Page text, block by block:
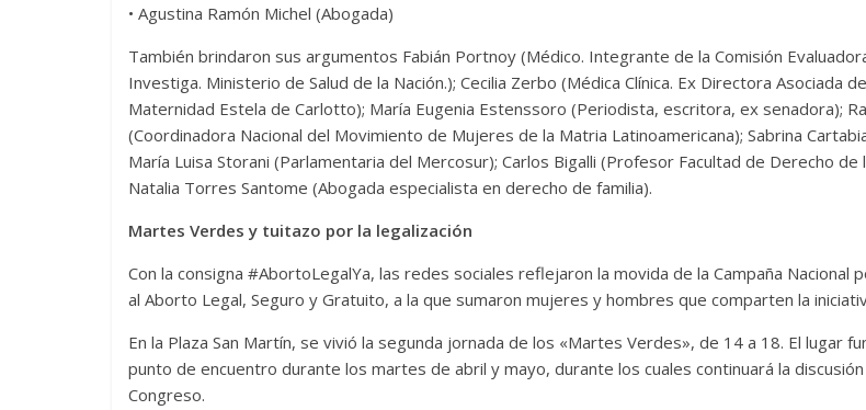
• Agustina Ramón Michel (Abogada)
También brindaron sus argumentos Fabián Portnoy (Médico. Integrante de la Comisión
Investiga. Ministerio de Salud de la Nación.); Cecilia Zerbo (Médica Clínica. Ex Directora Asociada
Maternidad Estela de Carlotto); María Eugenia Estenssoro (Periodista, escritora, ex senadora);
(Coordinadora Nacional del Movimiento de Mujeres de la Matria Latinoamericana); Sabrina
María Luisa Storani (Parlamentaria del Mercosur); Carlos Bigalli (Profesor Facultad de Derecho de
Natalia Torres Santome (Abogada especialista en derecho de familia).
Martes Verdes y tuitazo por la legalización
Con la consigna #AbortoLegalYa, las redes sociales reflejaron la movida de la Campaña Nacional
al Aborto Legal, Seguro y Gratuito, a la que sumaron mujeres y hombres que comparten la
En la Plaza San Martín, se vivió la segunda jornada de los «Martes Verdes», de 14 a 18. El lugar
punto de encuentro durante los martes de abril y mayo, durante los cuales continuará la
Congreso.